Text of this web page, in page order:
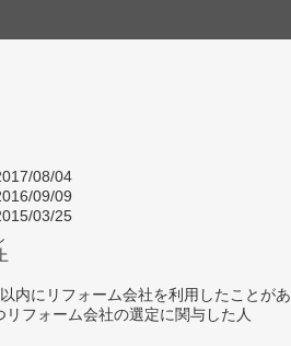
08/04
09/09
03/25
内にリフォーム会社を利用したことがあ
リフォーム会社の選定に関与した人